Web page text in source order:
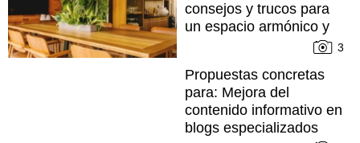
consejos y trucos para
un espacio armónico y
3
Propuestas concretas
para: Mejora del
contenido informativo en
blogs especializados